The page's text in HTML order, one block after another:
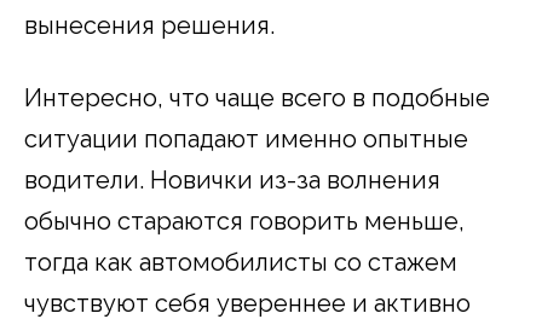
вынесения решения.
Интересно, что чаще всего в подобные
ситуации попадают именно опытные
водители. Новички из-за волнения
обычно стараются говорить меньше,
тогда как автомобилисты со стажем
чувствуют себя увереннее и активно